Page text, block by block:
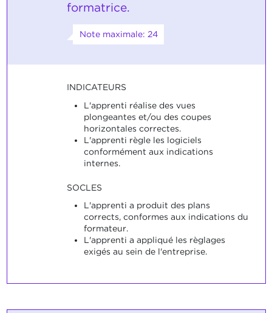
formatrice.
Note maximale: 24
INDICATEURS
L'apprenti réalise des vues
plongeantes et/ou des coupes
horizontales correctes.
L'apprenti règle les logiciels
conformément aux indications
internes.
SOCLES
L'apprenti a produit des plans
corrects, conformes aux indications du
formateur.
L'apprenti a appliqué les règlages
exigés au sein de l'entreprise.